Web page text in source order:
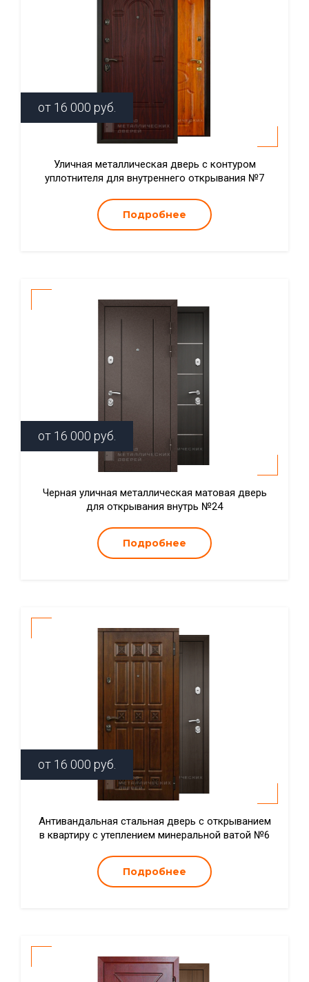
от 16 000 руб.
Уличная металлическая дверь с контуром
уплотнителя для внутреннего открывания №7
Подробнее
от 16 000 руб.
Черная уличная металлическая матовая дверь
для открывания внутрь №24
Подробнее
от 16 000 руб.
Антивандальная стальная дверь с открыванием
в квартиру с утеплением минеральной ватой №6
Подробнее